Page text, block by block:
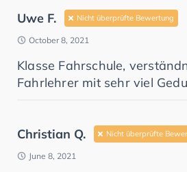
Uwe F. Nicht überprüfte Bewertung
October 8, 2021
Klasse Fahrschule,
Fahrlehrer mit sehr viel
Christian Q. Nicht überprüfte
June 8, 2021